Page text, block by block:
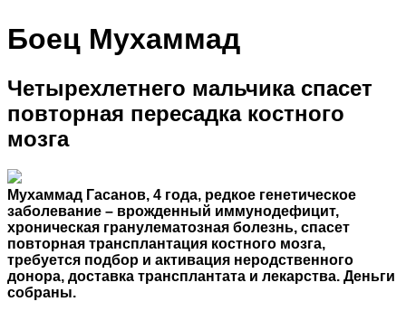
Боец Мухаммад
Четырехлетнего мальчика спасет
повторная пересадка костного
мозга
Мухаммад Гасанов, 4 года, редкое генетическое
заболевание – врожденный иммунодефицит,
хроническая гранулематозная болезнь, спасет
повторная трансплантация костного мозга,
требуется подбор и активация неродственного
донора, доставка трансплантата и лекарства. Деньги
собраны.